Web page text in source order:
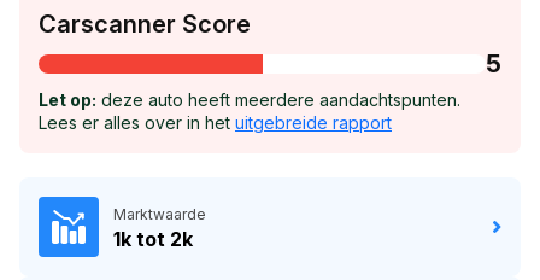
Carscanner Score
5
Let op: deze auto heeft meerdere aandachtspunten.
Lees er alles over in het uitgebreide rapport
Marktwaarde
1k tot 2k